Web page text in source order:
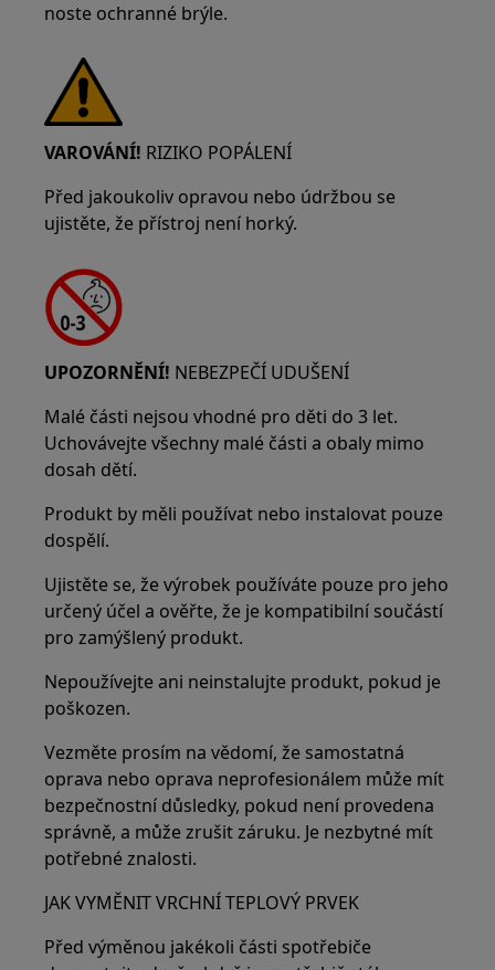
noste ochranné brýle.
VAROVÁNÍ! RIZIKO POPÁLENÍ
Před jakoukoliv opravou nebo údržbou se
ujistěte, že přístroj není horký.
UPOZORNĚNÍ! NEBEZPEČÍ UDUŠENÍ
Malé části nejsou vhodné pro děti do 3 let.
Uchovávejte všechny malé části a obaly mimo
dosah dětí.
Produkt by měli používat nebo instalovat pouze
dospělí.
Ujistěte se, že výrobek používáte pouze pro jeho
určený účel a ověřte, že je kompatibilní součástí
pro zamýšlený produkt.
Nepoužívejte ani neinstalujte produkt, pokud je
poškozen.
Vezměte prosím na vědomí, že samostatná
oprava nebo oprava neprofesionálem může mít
bezpečnostní důsledky, pokud není provedena
správně, a může zrušit záruku. Je nezbytné mít
potřebné znalosti.
JAK VYMĚNIT VRCHNÍ TEPLOVÝ PRVEK
Před výměnou jakékoli části spotřebiče